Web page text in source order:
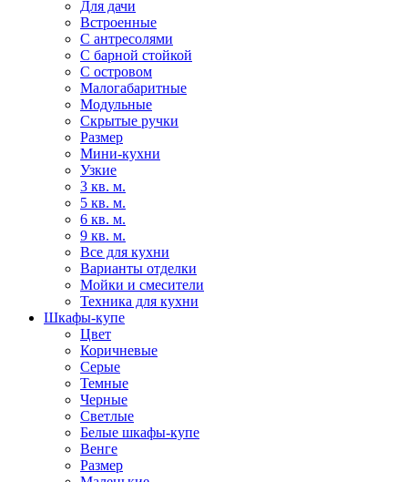
Для дачи
Встроенные
С антресолями
С барной стойкой
С островом
Малогабаритные
Модульные
Скрытые ручки
Размер
Мини-кухни
Узкие
3 кв. м.
5 кв. м.
6 кв. м.
9 кв. м.
Все для кухни
Варианты отделки
Мойки и смесители
Техника для кухни
Шкафы-купе
Цвет
Коричневые
Серые
Темные
Черные
Светлые
Белые шкафы-купе
Венге
Размер